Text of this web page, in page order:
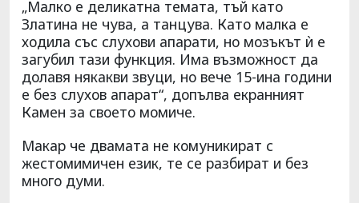
„Малко е деликатна темата, тъй като
Златина не чува, а танцува. Като малка е
ходила със слухови апарати, но мозъкът ѝ е
загубил тази функция. Има възможност да
долавя някакви звуци, но вече 15-ина години
е без слухов апарат“, допълва екранният
Камен за своето момиче.
Макар че двамата не комуникират с
жестомимичен език, те се разбират и без
много думи.